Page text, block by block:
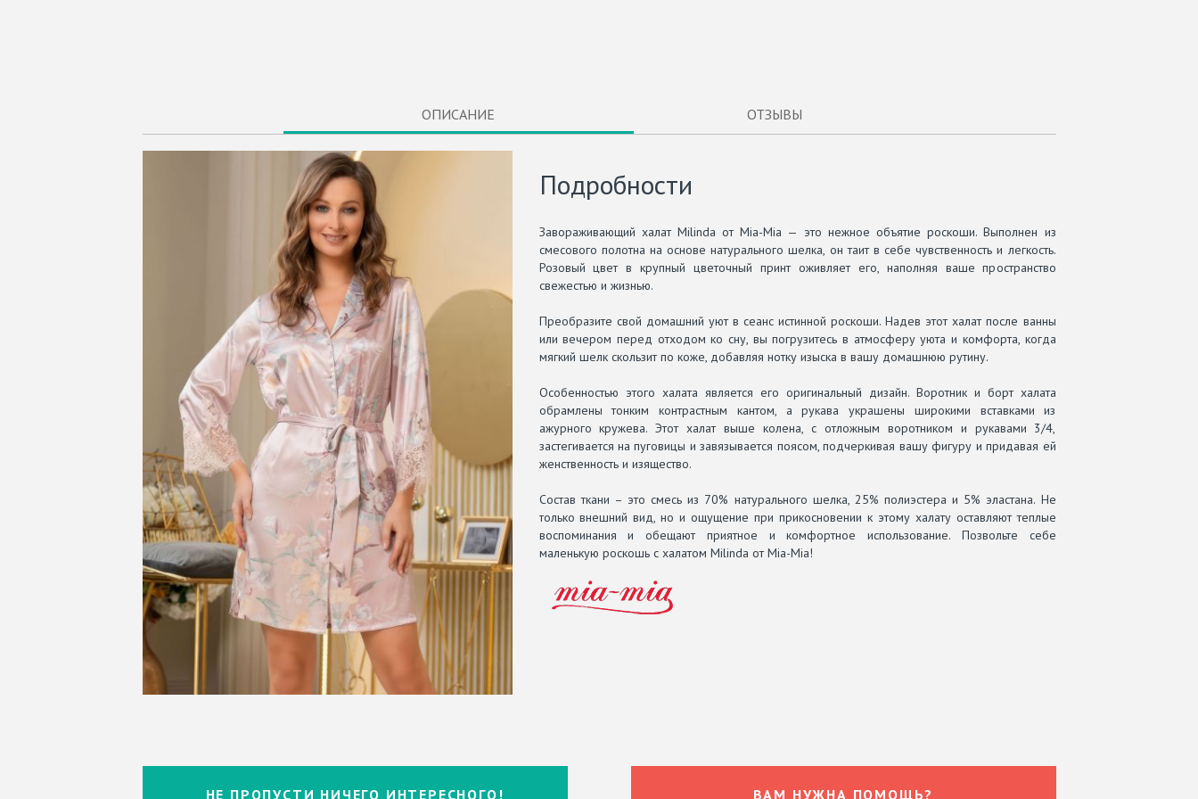
ОПИСАНИЕ ОТЗЫВЫ
Подробности
Завораживающий халат Milinda от Mia-Mia — это нежное объятие роскоши. Выполнен из
смесового полотна на основе натурального шелка, он таит в себе чувственность и легкость.
Розовый цвет в крупный цветочный принт оживляет его, наполняя ваше пространство
свежестью и жизнью.
Преобразите свой домашний уют в сеанс истинной роскоши. Надев этот халат после ванны
или вечером перед отходом ко сну, вы погрузитесь в атмосферу уюта и комфорта, когда
мягкий шелк скользит по коже, добавляя нотку изыска в вашу домашнюю рутину.
Особенностью этого халата является его оригинальный дизайн. Воротник и борт халата
обрамлены тонким контрастным кантом, а рукава украшены широкими вставками из
ажурного кружева. Этот халат выше колена, с отложным воротником и рукавами 3/4,
застегивается на пуговицы и завязывается поясом, подчеркивая вашу фигуру и придавая ей
женственность и изящество.
Состав ткани – это смесь из 70% натурального шелка, 25% полиэстера и 5% эластана. Не
только внешний вид, но и ощущение при прикосновении к этому халату оставляют теплые
воспоминания и обещают приятное и комфортное использование. Позвольте себе
маленькую роскошь с халатом Milinda от Mia-Mia!
НЕ ПРОПУСТИ НИЧЕГО ИНТЕРЕСНОГО! ВАМ НУЖНА ПОМОЩЬ?